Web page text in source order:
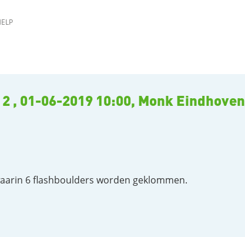
01-06-2019 10:00, Monk Eindhoven
6 flashboulders worden geklommen.